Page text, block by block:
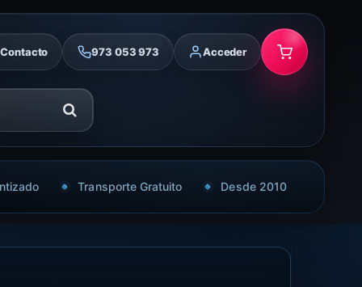
Contacto 973 053 973 Acceder
Transporte Gratuito Desde 2010